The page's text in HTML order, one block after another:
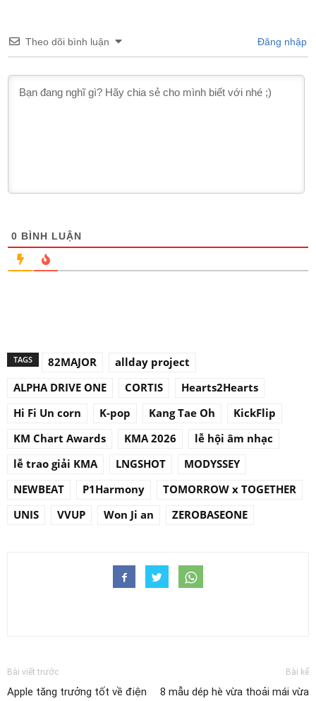
Theo dõi bình luận Đăng nhập
0 BÌNH LUẬN
TAGS 82MAJOR
allday project
ALPHA DRIVE ONE
CORTIS
Hearts2Hearts
Hi Fi Un corn
K-pop Kang Tae Oh
KickFlip
KM Chart Awards
KMA 2026
lễ hội âm nhạc
lễ trao giải KMA
LNGSHOT
MODYSSEY
NEWBEAT
P1Harmony
TOMORROW x TOGETHER
UNIS
VVUP Won Ji an ZEROBASEONE
Bài viết trước
Apple tăng trưởng tốt về điện
Bài kế
8 mẫu dép hè vừa thoải mái vừa